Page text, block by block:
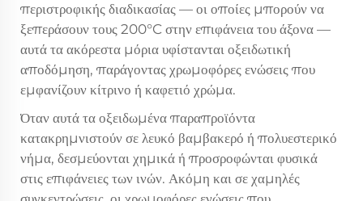
περιστροφικής διαδικασίας — οι οποίες μπορούν να
ξεπεράσουν τους 200°C στην επιφάνεια του άξονα —
αυτά τα ακόρεστα μόρια υφίστανται οξειδωτική
αποδόμηση, παράγοντας χρωμοφόρες ενώσεις που
εμφανίζουν κίτρινο ή καφετιό χρώμα.
Όταν αυτά τα οξειδωμένα παραπροϊόντα
κατακρημνιστούν σε λευκό βαμβακερό ή πολυεστερικό
νήμα, δεσμεύονται χημικά ή προσροφώνται φυσικά
στις επιφάνειες των ινών. Ακόμη και σε χαμηλές